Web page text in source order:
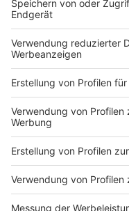
rechtlichen
Münster. An NDIX
anschließen, um IT-
auch um diese
die dazu
Datenverbindungen
und anderen Teilen
rund um die Uhr
von NDIX
3000 Kunden von
offenen, sicheren